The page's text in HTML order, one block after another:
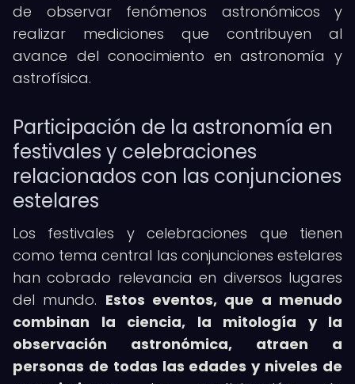
de observar fenómenos astronómicos y
realizar mediciones que contribuyen al
avance del conocimiento en astronomía y
astrofísica.
Participación de la astronomía en
festivales y celebraciones
relacionados con las conjunciones
estelares
Los festivales y celebraciones que tienen
como tema central las conjunciones estelares
han cobrado relevancia en diversos lugares
del mundo. Estos eventos, que a menudo
combinan la ciencia, la mitología y la
observación astronómica, atraen a
personas de todas las edades y niveles de